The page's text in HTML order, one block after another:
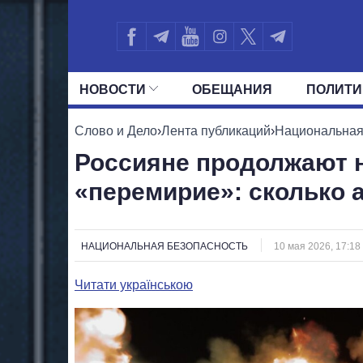
НОВОСТИ ОБЕЩАНИЯ
ВСЕ ПОЛИТИКИ ПРЕЗИДЕНТ И
Слово и Дело›Лента публикаций›
Россияне продолжают
«перемирие»: сколько
НАЦИОНАЛЬНАЯ БЕЗОПАСНОСТЬ 10 мая 2026, 17:18
Читати українською